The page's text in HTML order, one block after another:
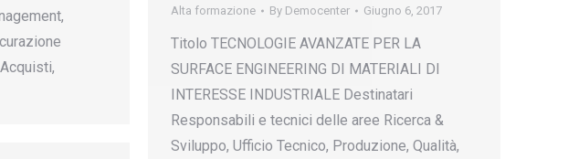
Alta formazione By Democenter Giugno 6, 2017
Titolo TECNOLOGIE AVANZATE PER LA
SURFACE ENGINEERING DI MATERIALI DI
INTERESSE INDUSTRIALE Destinatari
Responsabili e tecnici delle aree Ricerca &
Sviluppo, Ufficio Tecnico, Produzione, Qualità,